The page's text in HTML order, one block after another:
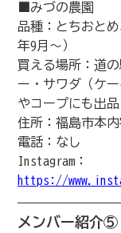
■みづの農園
品種：とちおと
年9月〜）
買える場所：道
ー・サワダ（ケ
やコープにも出品
住所：福島市本
電話：なし
Instagram：
https://
メンバー紹介